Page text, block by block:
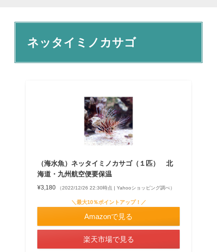
ネッタイミノカサゴ
（海水魚）ネッタイミノカサゴ（１匹） 北
海道・九州航空便要保温
¥3,180 （2022/12/26 22:30時点 | Yahooショッピング調べ）
＼最大10％ポイントアップ！／
Amazonで見る
楽天市場で見る